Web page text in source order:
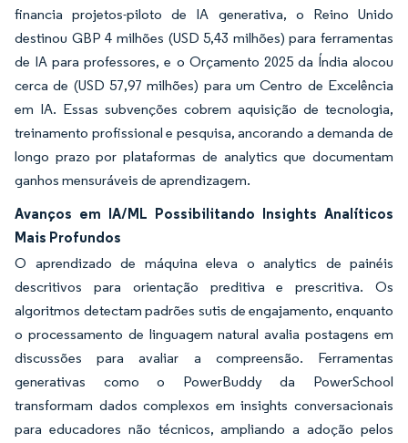
financia projetos-piloto de IA generativa, o Reino Unido
destinou GBP 4 milhões (USD 5,43 milhões) para ferramentas
de IA para professores, e o Orçamento 2025 da Índia alocou
cerca de (USD 57,97 milhões) para um Centro de Excelência
em IA. Essas subvenções cobrem aquisição de tecnologia,
treinamento profissional e pesquisa, ancorando a demanda de
longo prazo por plataformas de analytics que documentam
ganhos mensuráveis de aprendizagem.
Avanços em IA/ML Possibilitando Insights Analíticos
Mais Profundos
O aprendizado de máquina eleva o analytics de painéis
descritivos para orientação preditiva e prescritiva. Os
algoritmos detectam padrões sutis de engajamento, enquanto
o processamento de linguagem natural avalia postagens em
discussões para avaliar a compreensão. Ferramentas
generativas como o PowerBuddy da PowerSchool
transformam dados complexos em insights conversacionais
para educadores não técnicos, ampliando a adoção pelos